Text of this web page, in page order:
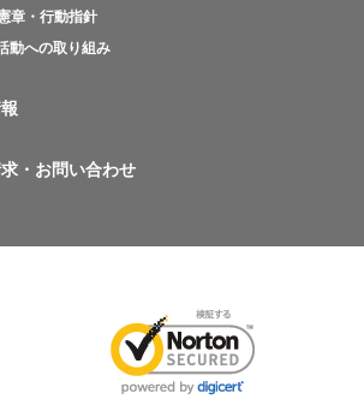
章・行動指針
動への取り組み
・お問い合わせ